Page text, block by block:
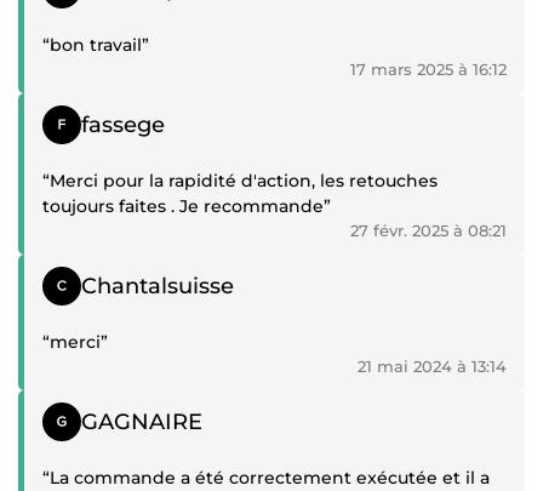
“bon travail”
17 mars 2025 à 16:12
Témoignage positif
fassege
“Merci pour la rapidité d'action, les retouches
toujours faites . Je recommande”
27 févr. 2025 à 08:21
Témoignage positif
Chantalsuisse
“merci”
21 mai 2024 à 13:14
Témoignage positif
GAGNAIRE
“La commande a été correctement exécutée et il a